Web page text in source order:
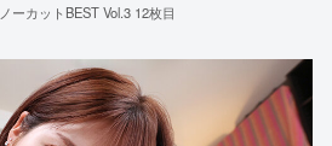
ーカットBEST Vol.3 12枚目